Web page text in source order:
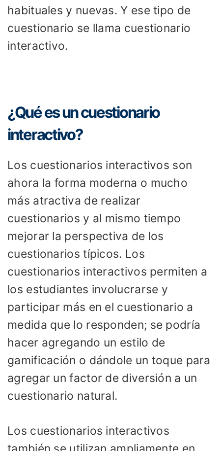
habituales y nuevas. Y ese tipo de
cuestionario se llama cuestionario
interactivo.
¿Qué es un cuestionario
interactivo?
Los cuestionarios interactivos son
ahora la forma moderna o mucho
más atractiva de realizar
cuestionarios y al mismo tiempo
mejorar la perspectiva de los
cuestionarios típicos. Los
cuestionarios interactivos permiten a
los estudiantes involucrarse y
participar más en el cuestionario a
medida que lo responden; se podría
hacer agregando un estilo de
gamificación o dándole un toque para
agregar un factor de diversión a un
cuestionario natural.
Los cuestionarios interactivos